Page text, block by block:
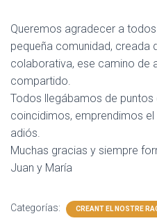
Queremos agradecer a
pequeña comunidad, creada
colaborativa, ese camino de
compartido.
Todos llegábamos de puntos
coincidimos, emprendimos
adiós.
Muchas gracias y siempre
Juan y María
Categorías: CREANT EL NOSTRE